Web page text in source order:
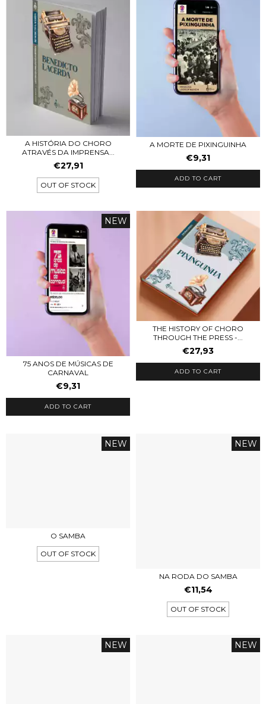
A HISTÓRIA DO CHORO
ATRAVÉS DA IMPRENSA...
€27,91
OUT OF STOCK
A MORTE DE PIXINGUINHA
€9,31
ADD TO CART
NEW
75 ANOS DE MÚSICAS DE
CARNAVAL
€9,31
ADD TO CART
THE HISTORY OF CHORO
THROUGH THE PRESS -...
€27,93
ADD TO CART
NEW
O SAMBA
OUT OF STOCK
NEW
NA RODA DO SAMBA
€11,54
OUT OF STOCK
NEW NEW